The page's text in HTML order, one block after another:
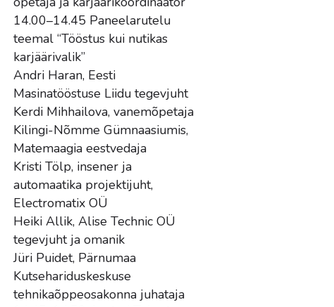
14.00–14.45 Paneelarutelu
teemal “Tööstus kui nutikas
karjäärivalik”
Andri Haran, Eesti
Masinatööstuse Liidu tegevjuht
Kerdi Mihhailova, vanemõpetaja
Kilingi-Nõmme Gümnaasiumis,
Matemaagia eestvedaja
Kristi Tölp, insener ja
automaatika projektijuht,
Electromatix OÜ
Heiki Allik, Alise Technic OÜ
tegevjuht ja omanik
Jüri Puidet, Pärnumaa
Kutsehariduskeskuse
tehnikaõppeosakonna juhataja